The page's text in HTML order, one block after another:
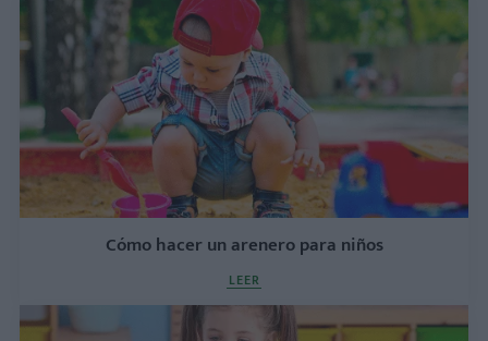
Cómo hacer un arenero para niños
LEER